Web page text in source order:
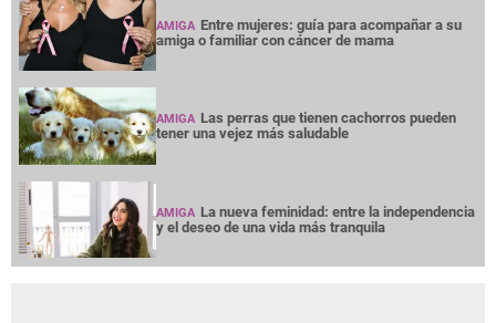
AMIGA Entre mujeres: guía para acompañar a su
amiga o familiar con cáncer de mama
AMIGA Las perras que tienen cachorros pueden
tener una vejez más saludable
AMIGA La nueva feminidad: entre la independencia
y el deseo de una vida más tranquila